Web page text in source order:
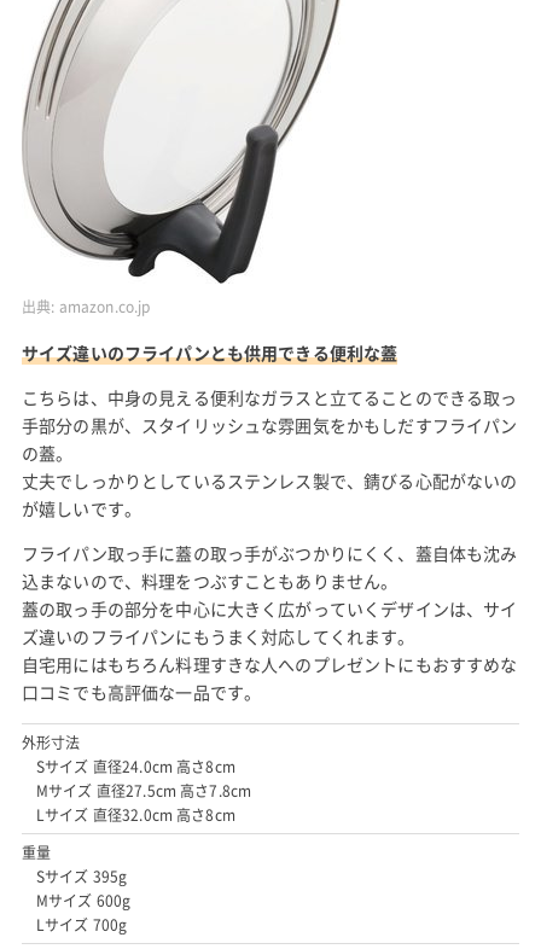
出典: amazon.co.jp
サイズ違いのフライパンとも供用できる便利な蓋
こちらは、中身の見える便利なガラスと立てることのできる取っ
手部分の黒が、スタイリッシュな雰囲気をかもしだすフライパン
の蓋。
丈夫でしっかりとしているステンレス製で、錆びる心配がないの
が嬉しいです。
フライパン取っ手に蓋の取っ手がぶつかりにくく、蓋自体も沈み
込まないので、料理をつぶすこともありません。
蓋の取っ手の部分を中心に大きく広がっていくデザインは、サイ
ズ違いのフライパンにもうまく対応してくれます。
自宅用にはもちろん料理すきな人へのプレゼントにもおすすめな
口コミでも高評価な一品です。
外形寸法
Sサイズ 直径24.0cm 高さ8cm
Mサイズ 直径27.5cm 高さ7.8cm
Lサイズ 直径32.0cm 高さ8cm
重量
Sサイズ 395g
Mサイズ 600g
Lサイズ 700g